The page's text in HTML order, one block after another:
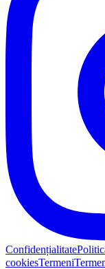
Confidențialitate
cookiesTermeni